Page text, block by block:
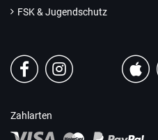
FSK & Jugendschutz
Zahlarten